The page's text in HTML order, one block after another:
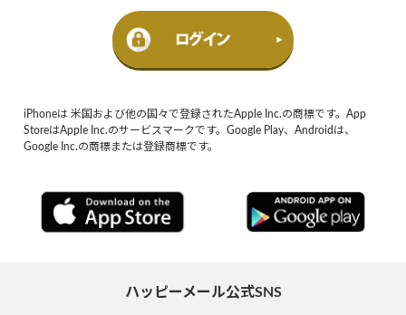
iPhoneは 米国および他の国々で登録されたApple Inc.の商標です。App
StoreはApple Inc.のサービスマークです。Google Play、Androidは、
Google Inc.の商標または登録商標です。
ハッピーメール公式SNS